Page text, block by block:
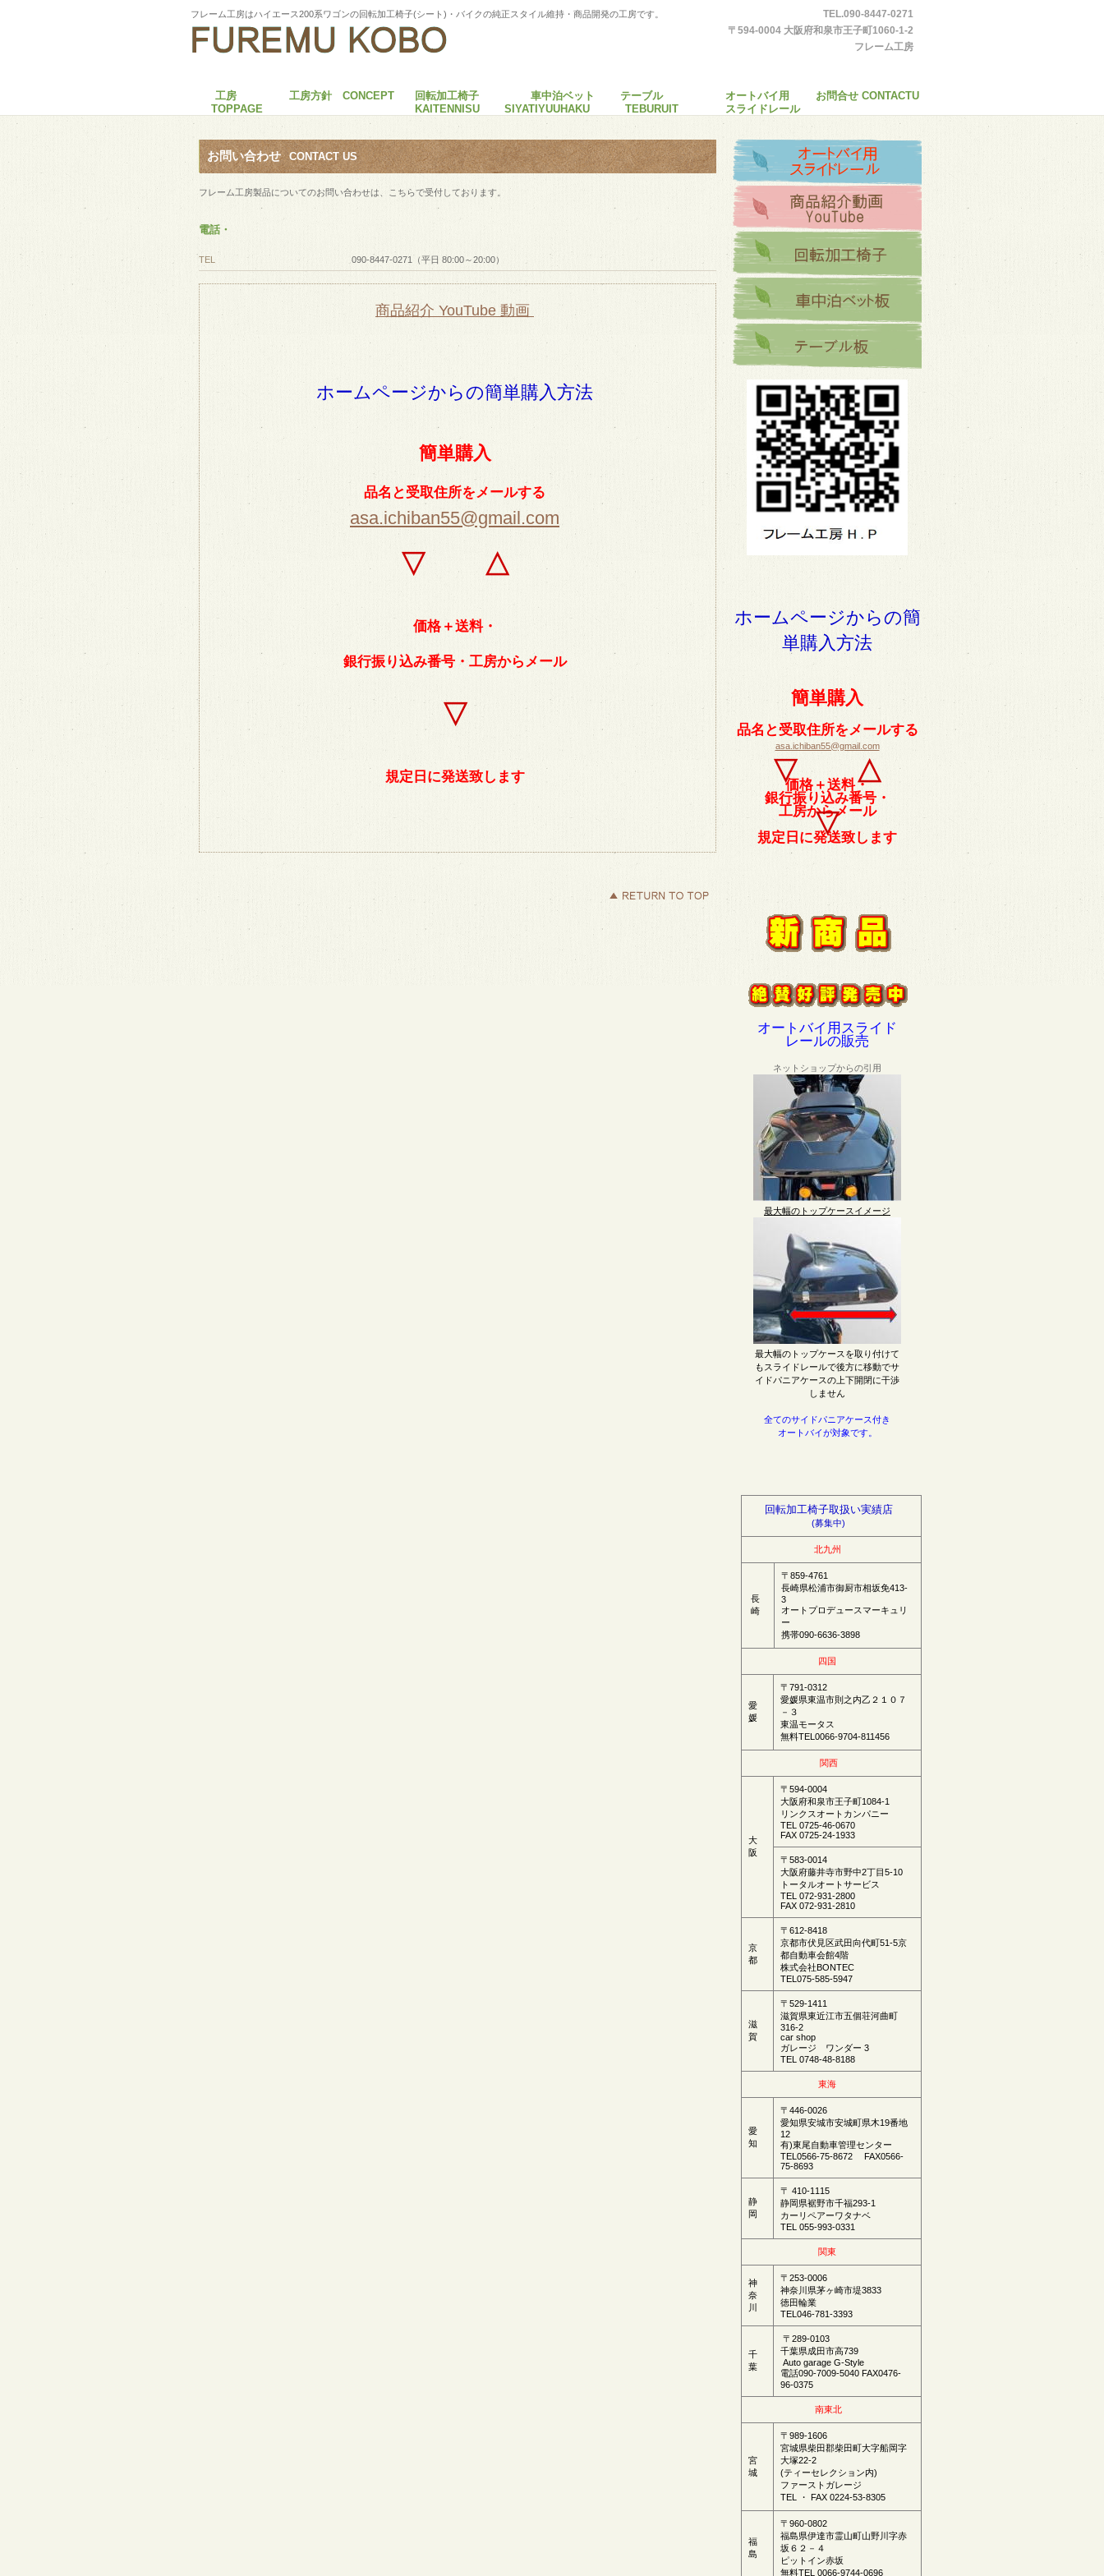
フレーム工房はハイエース200系ワゴンの回転加工椅子(シート)・バイクの純正スタイル維持・商品開発の工房です。
TEL.090-8447-0271
〒594-0004 大阪府和泉市王子町1060-1-2
フレーム工房
お問い合わせ CONTACT US
フレーム工房製品についてのお問い合わせは、こちらで受付しております。
電話・
TEL 090-8447-0271（平日 80:00～20:00）
商品紹介 YouTube 動画
ホームページからの簡単購入方法
簡単購入
品名と受取住所をメールする
asa.ichiban55@gmail.com
▽ △
価格＋送料・
銀行振り込み番号・工房からメール
▽
規定日に発送致します
工房
TOPPAGE
工房方針 CONCEPT
回転加工椅子
KAITENNISU
車中泊ベット
SIYATIYUUHAKU
テーブル
TEBURUIT
オートバイ用
スライドレール
お問合せ CONTACTU
ホームページからの簡
単購入方法
簡単購入
品名と受取住所をメールする
asa.ichiban55@gmail.com
▽ △
価格＋送料・
銀行振り込み番号・
工房からメール
▽
規定日に発送致します
オートバイ用スライド
レールの販売
ネットショップからの引用
最大幅のトップケースイメージ
最大幅のトップケースを取り付けて
もスライドレールで後方に移動でサ
イドパニアケースの上下開閉に干渉
しません
全てのサイドパニアケース付き
オートバイが対象です。
回転加工椅子取扱い実績店
(募集中)
北九州
長
崎
〒859-4761
長崎県松浦市御厨市相坂免413-
3
オートプロデュースマーキュリ
ー
携帯090-6636-3898
四国
愛
媛
〒 791-0312
愛媛県東温市則之内乙２１０７
－３
東温モータス
無料TEL0066-9704-811456
関西
大
阪
〒594-0004
大阪府和泉市王子町1084-1
リンクスオートカンパニー
TEL 0725-46-0670
FAX 0725-24-1933
〒583-0014
大阪府藤井寺市野中2丁目5-10
トータルオートサービス
TEL 072-931-2800
FAX 072-931-2810
京
都
〒612-8418
京都市伏見区武田向代町51-5京
都自動車会館4階
株式会社BONTEC
TEL075-585-5947
滋
賀
〒529-1411
滋賀県東近江市五個荘河曲町
316-2
car shop
ガレージ ワンダー 3
TEL 0748-48-8188
東海
愛
知
〒446-0026
愛知県安城市安城町県木19番地
12
有)東尾自動車管理センター
TEL0566-75-8672 FAX0566-
75-8693
静
岡
〒 410-1115
静岡県裾野市千福293-1
カーリペアーワタナベ
TEL 055-993-0331
関東
神
奈
川
〒253-0006
神奈川県茅ヶ崎市堤3833
徳田輪業
TEL046-781-3393
千
葉
〒289-0103
千葉県成田市高739
Auto garage G-Style
電話090-7009-5040 FAX0476-
96-0375
南東北
宮
城
〒989-1606
宮城県柴田郡柴田町大字船岡字
大塚22-2
(ティーセレクション内)
ファーストガレージ
TEL ・ FAX 0224-53-8305
福
島
〒960-0802
福島県伊達市霊山町山野川字赤
坂６２－４
ピットイン赤坂
無料TEL 0066-9744-0696